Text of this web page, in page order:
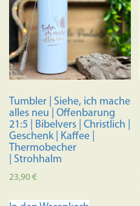
Tumbler | Siehe, ich mache
alles neu | Offenbarung
21:5 | Bibelvers | Christlich |
Geschenk | Kaffee |
Thermobecher
| Strohhalm
23,90€